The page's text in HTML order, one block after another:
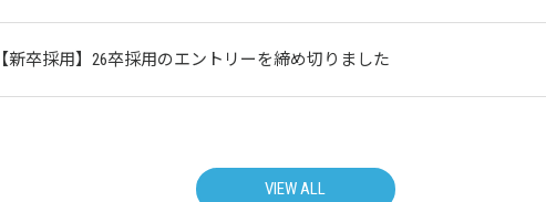
【新卒採用】26卒採用のエントリーを締め切りました
VIEW ALL